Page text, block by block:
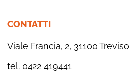
CONTATTI
Viale Francia, 2, 31100 Treviso
tel. 0422 419441